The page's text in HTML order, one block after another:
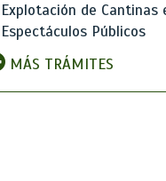
Explotación de Cantinas
Espectáculos Públicos
MÁS TRÁMITES